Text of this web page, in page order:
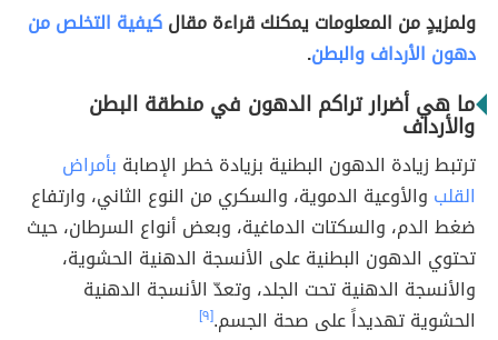
ولمزيدٍ من المعلومات يمكنك قراءة مقالكيفية التخلص من
دهون الأرداف والبطن.
ما هي أضرار تراكم الدهون في منطقة البطن
والأرداف
ترتبط زيادة الدهون البطنية بزيادة خطر الإصابة بأمراض
القلب والأوعية الدموية، والسكري من النوع الثاني، وارتفاع
ضغط الدم، والسكتات الدماغية، وبعض أنواع السرطان، حيث
تحتوي الدهون البطنية على الأنسجة الدهنية الحشوية،
والأنسجة الدهنية تحت الجلد، وتعدّ الأنسجة الدهنية
الحشوية تهديداً على صحة الجسم.[٩]